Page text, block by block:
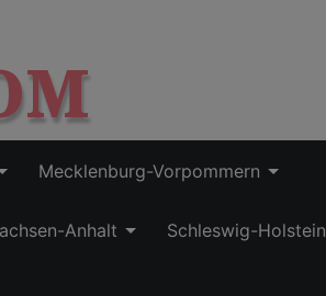
Mecklenburg-Vorpommern
Anhalt Schleswig-Holstein